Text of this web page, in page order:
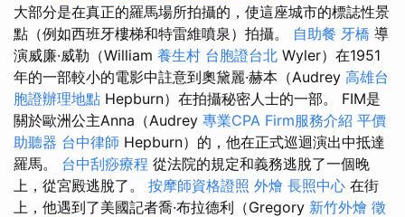
大部分是在真正的羅馬場所拍攝的，使這座城市的標誌性景
點（例如西班牙樓梯和特雷維噴泉）拍攝。 自助餐 牙橋 導
演威廉·威勒（William 養生村 台胞證台北 Wyler）在1951
年的一部較小的電影中註意到奧黛麗·赫本（Audrey 高雄台
胞證辦理地點 Hepburn）在拍攝秘密人士的一部。 FIM是
關於歐洲公主Anna（Audrey 專業CPA Firm服務介紹 平價
助聽器 台中律師 Hepburn）的，他在正式巡迴演出中抵達
羅馬。 台中刮痧療程 從法院的規定和義務逃脫了一個晚
上，從宮殿逃脫了。 按摩師資格證照 外燴 長照中心 在街
上，他遇到了美國記者喬·布拉德利（Gregory 新竹外燴 徵